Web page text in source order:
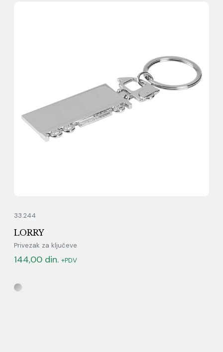
33.244
LORRY
Privezak za ključeve
144,00 din. +PDV